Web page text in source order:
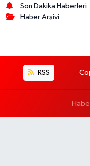
Son Dakika Haberleri
Haber Arşivi
RSS